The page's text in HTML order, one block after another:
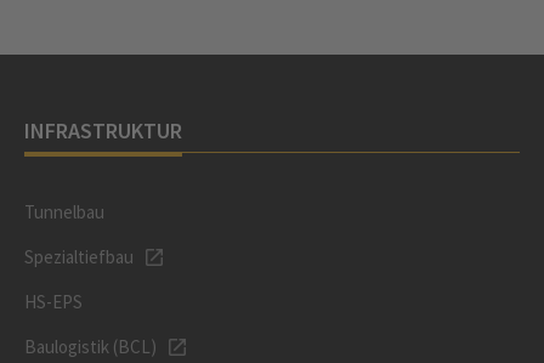
INFRASTRUKTUR
Tunnelbau
Spezialtiefbau
HS-EPS
Baulogistik (BCL)